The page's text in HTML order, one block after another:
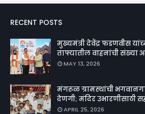
RECENT POSTS
मुख्यमंत्री देवेंद्र फडणवीस
ताफ्यातील वाहनांची संख्या
MAY 13, 2026
मंगरूळ ग्रामस्थांची
देणगी; मंदिर उभारणीसाठी
APRIL 25, 2026